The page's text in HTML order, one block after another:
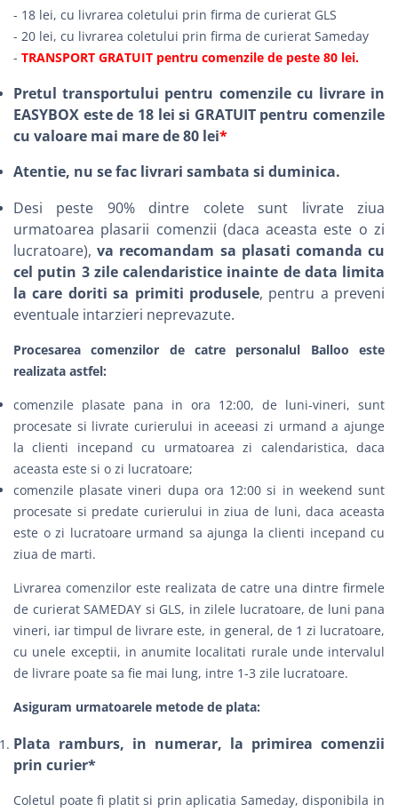
- 18 lei, cu livrarea coletului prin firma de curierat GLS
- 20 lei, cu livrarea coletului prin firma de curierat Sameday
- TRANSPORT GRATUIT pentru comenzile de peste 80 lei.
Pretul transportului pentru comenzile cu livrare in
EASYBOX este de 18 lei si GRATUIT pentru comenzile
cu valoare mai mare de 80 lei*
Atentie, nu se fac livrari sambata si duminica.
Desi peste 90% dintre colete sunt livrate ziua
urmatoarea plasarii comenzii (daca aceasta este o zi
lucratoare),va recomandam sa plasati comanda cu
cel putin 3 zile calendaristice inainte de data limita
la care doriti sa primiti produsele, pentru a preveni
eventuale intarzieri neprevazute.
Procesarea comenzilor de catre personalul Balloo este
realizata astfel:
comenzile plasate pana in ora 12:00, de luni-vineri, sunt
procesate si livrate curierului in aceeasi zi urmand a ajunge
la clienti incepand cu urmatoarea zi calendaristica, daca
aceasta este si o zi lucratoare;
comenzile plasate vineri dupa ora 12:00 si in weekend sunt
procesate si predate curierului in ziua de luni, daca aceasta
este o zi lucratoare urmand sa ajunga la clienti incepand cu
ziua de marti.
Livrarea comenzilor este realizata de catre una dintre firmele
de curierat SAMEDAY si GLS, in zilele lucratoare, de luni pana
vineri, iar timpul de livrare este, in general, de 1 zi lucratoare,
cu unele exceptii, in anumite localitati rurale unde intervalul
de livrare poate sa fie mai lung, intre 1-3 zile lucratoare.
Asiguram urmatoarele metode de plata:
Plata ramburs, in numerar, la primirea comenzii
prin curier*
Coletul poate fi platit si prin aplicatia Sameday, disponibila in